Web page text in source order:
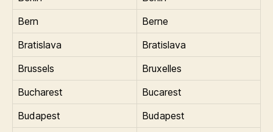
Bern
Berne
Bratislava
Bratislava
Brussels
Bruxelles
Bucharest
Bucarest
Budapest
Budapest